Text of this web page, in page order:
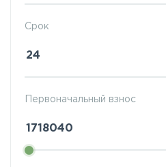
Первоначальный взнос
Срок